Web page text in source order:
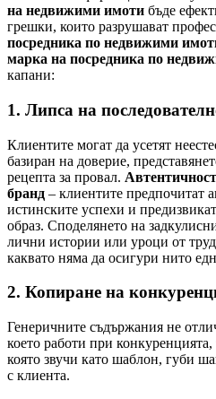
на недвижими имоти бъде
грешки, които разрушават
посредника по недвижими
марка на посредника по
капани:
1. Липса на
Клиентите могат да усетят
базиран на доверие,
рецепта за провал.
бранд – клиентите предпочитат
истинските успехи и
образ. Споделянето на
лични истории или уроци от
каквато няма да осигури нито
2. Копиране на
Генеричните съдържания не
което работи при
която звучи като шаблон, губи
с клиента.